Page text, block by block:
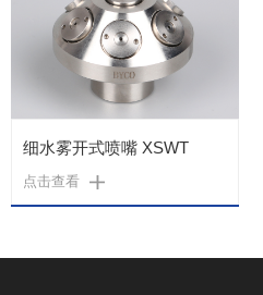
细水雾开式喷嘴 XSWT
点击查看